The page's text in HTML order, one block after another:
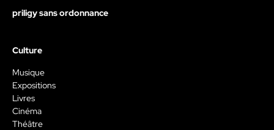
priligy sans ordonnance
Culture
Musique
Expositions
Livres
Cinéma
Théâtre